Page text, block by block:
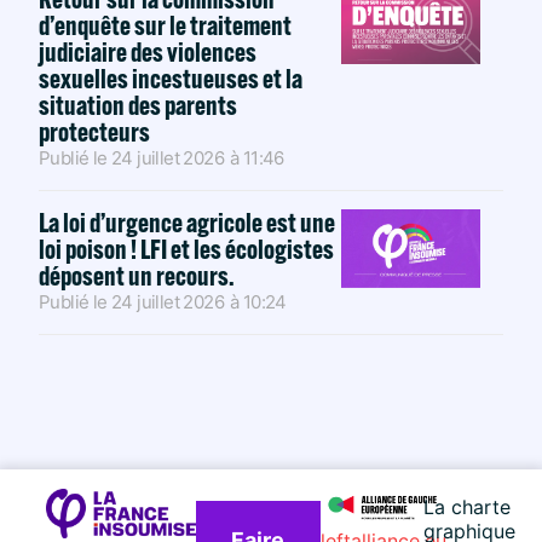
d’enquête sur le traitement
judiciaire des violences
sexuelles incestueuses et la
situation des parents
protecteurs
Publié le 24 juillet 2026 à 11:46
La loi d’urgence agricole est une
loi poison ! LFI et les écologistes
déposent un recours.
Publié le 24 juillet 2026 à 10:24
La charte
graphique